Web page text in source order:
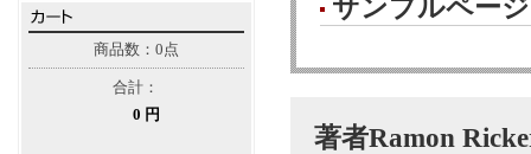
商品数：0点
合計：
0 円
サンプルページ
著者Ramon